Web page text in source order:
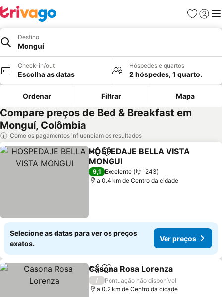
Favoritos
Iniciar
Destino
Monguí
Check-in/out
Escolha as datas
Hóspedes e quartos
2 hóspedes, 1 quarto.
Ordenar Filtrar Mapa
Compare preços de Bed & Breakfast em
Monguí, Colômbia
Como os pagamentos influenciam os resultados
PartilharAdicionar aos favoritos
HOSPEDAJE BELLA VISTA
MONGUI
Ver preços
9,1 Excelente
243
a 0.4 km de Centro da cidade
Selecione as datas para ver os preços
exatos.
Ver preços
PartilharAdicionar aos favoritos
Casona Rosa Lorenza
/
Pontuação não disponível
a 0.2 km de Centro da cidade